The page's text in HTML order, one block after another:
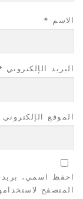
الاسم *
البريد الإلكتروني
الموقع الإلكتروني
احفظ اسمي،
المتصفح